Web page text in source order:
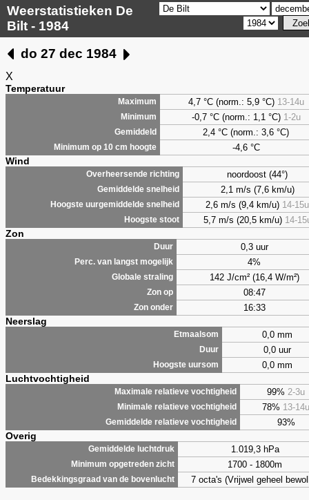
Weerstatistieken De
Bilt - 1984
do 27 dec 1984
X
Temperatuur
Maximum 4,7°C (norm.: 5,9 °C) 13-14u
Minimum -0,7 °C (norm.: 1,1 °C) 1-2u
Gemiddeld 2,4 °C (norm.: 3,6 °C)
Minimum op 10 cm hoogte -4,6 °C
Wind
Overheersende richting noordoost (44°)
Gemiddelde snelheid 2,1 m/s (7,6 km/u)
Hoogste uurgemiddelde snelheid 2,6 m/s (9,4 km/u) 14-15u
Hoogste stoot 5,7 m/s (20,5 km/u) 14-
Zon
Duur 0,3 uur
Perc. van langst mogelijk 4%
Globale straling 142 J/cm² (16,4 W/m²)
Zon op 08:47
Zon onder 16:33
Neerslag
Etmaalsom 0,0 mm
Duur 0,0 uur
Hoogste uursom 0,0 mm
Luchtvochtigheid
Maximale relatieve vochtigheid 99% 2-3u
Minimale relatieve vochtigheid 78% 13-14u
Gemiddelde relatieve vochtigheid 93%
Overig
Gemiddelde luchtdruk 1.019,3 hPa
Minimum opgetreden zicht 1700 - 1800m
Bedekkingsgraad van de bovenlucht 7 octa's (Vrijwel geheel